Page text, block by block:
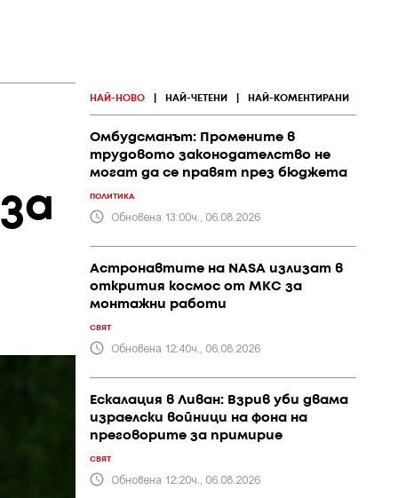
НАЙ-НОВО НАЙ-ЧЕТЕНИ НАЙ-КОМЕНТИРАНИ
Омбудсманът: Промените в
трудовото законодателство не
могат да се правят през бюджета
ПОЛИТИКА
Обновена 13:00ч., 06.08.2026
Астронавтите на NASA излизат в
открития космос от МКС за
монтажни работи
СВЯТ
Обновена 12:40ч., 06.08.2026
Ескалация в Ливан: Взрив уби двама
израелски войници на фона на
преговорите за примирие
СВЯТ
Обновена 12:20ч., 06.08.2026